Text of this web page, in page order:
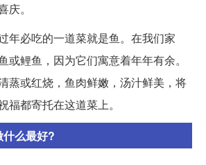
。
年必吃的一道菜就是鱼。在我们家
或鲤鱼，因为它们寓意着年年有余。
蒸或红烧，鱼肉鲜嫩，汤汁鲜美，将
福都寄托在这道菜上。
什么最好?